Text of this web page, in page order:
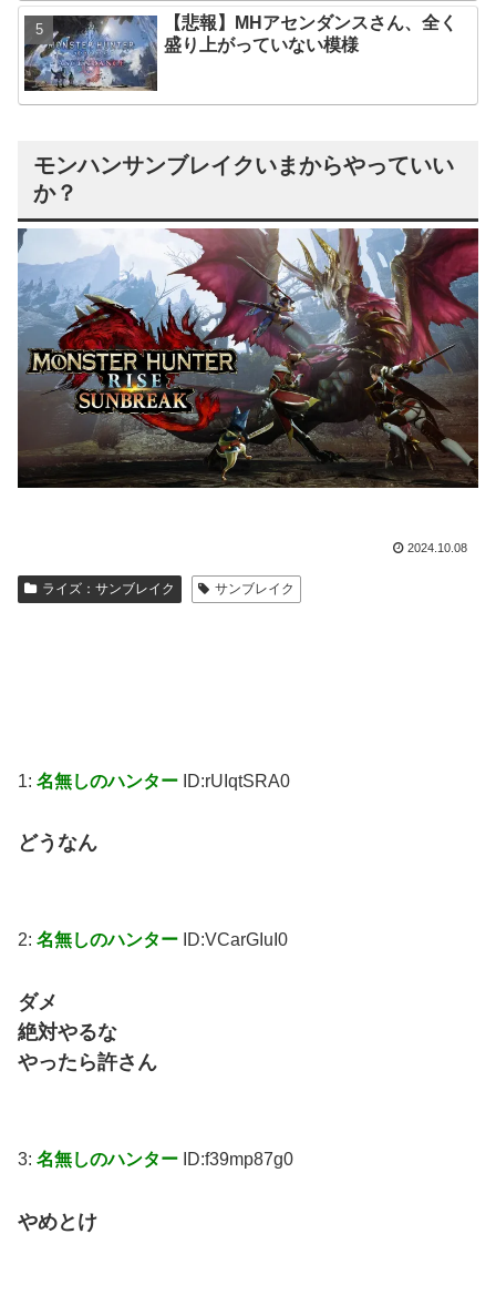
【悲報】MHアセンダンスさん、全く
盛り上がっていない模様
モンハンサンブレイクいまからやっていい
か？
2024.10.08
ライズ：サンブレイク サンブレイク
1: 名無しのハンター ID:rUIqtSRA0
どうなん
2: 名無しのハンター ID:VCarGIuI0
ダメ
絶対やるな
やったら許さん
3: 名無しのハンター ID:f39mp87g0
やめとけ